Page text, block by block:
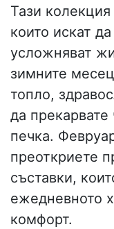
Тази
които искат
усложняват
зимните
топло,
да прекарвате
печка.
преоткриете
съставки,
ежедневното
комфорт.